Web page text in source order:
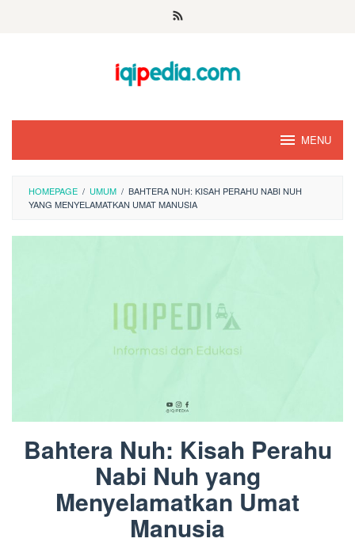
MENU
HOMEPAGE / UMUM / BAHTERA NUH: KISAH PERAHU NABI NUH
YANG MENYELAMATKAN UMAT MANUSIA
Bahtera Nuh: Kisah Perahu
Nabi Nuh yang
Menyelamatkan Umat
Manusia